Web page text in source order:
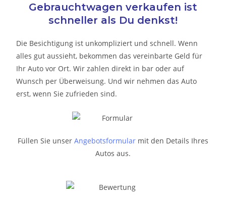
Gebrauchtwagen verkaufen ist
schneller als Du denkst!
Die Besichtigung ist unkompliziert und schnell. Wenn
alles gut aussieht, bekommen das vereinbarte Geld für
Ihr Auto vor Ort. Wir zahlen direkt in bar oder auf
Wunsch per Überweisung. Und wir nehmen das Auto
erst, wenn Sie zufrieden sind.
Füllen Sie unser Angebotsformular mit den Details Ihres
Autos aus.